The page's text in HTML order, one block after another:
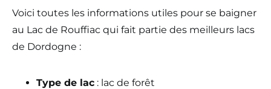
Voici toutes les informations utiles pour se baigner
au Lac de Rouffiac qui fait partie des meilleurs lacs
de Dordogne :
Type de lac : lac de forêt